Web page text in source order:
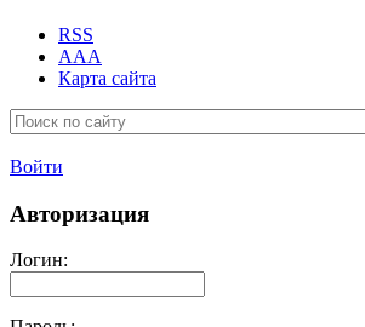
RSS
AAA
Карта сайта
Войти
Авторизация
Логин: